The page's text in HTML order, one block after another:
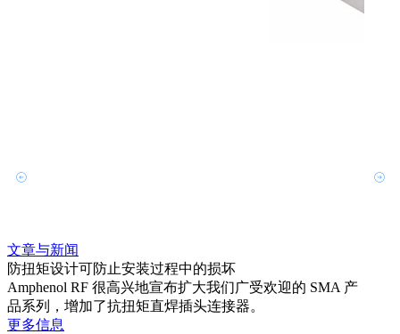
文章与新闻
防扭矩设计可防止安装过程中的损坏
Amphenol RF 很高兴地宣布扩大我们广受欢迎的 SMA 产
品系列，增加了抗扭矩直焊插头连接器。
更多信息